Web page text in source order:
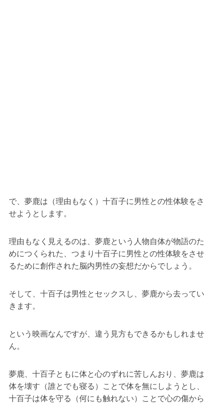
で、夢鹿は（理由もなく）十百子に男性との性体験をさ
せようとします。
理由もなく見えるのは、夢鹿という人物自体が物語のた
めにつくられた、つまり十百子に男性との性体験をさせ
るために創作された脳内男性の妄想だからでしょう。
そして、十百子は男性とセックスし、夢鹿から去ってい
きます。
という映画なんですが、違う見方もできるかもしれませ
ん。
夢鹿、十百子ともに体と心のずれに苦しんおり、夢鹿は
体を壊す（誰とでも寝る）ことで体を無にしようとし、
十百子は体を守る（何にも触れない）ことで心の傷から